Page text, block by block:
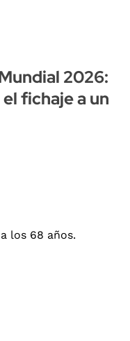
2026:
fichaje a un